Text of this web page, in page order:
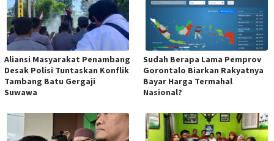
Aliansi Masyarakat Penambang
Desak Polisi Tuntaskan Konflik
Tambang Batu Gergaji
Suwawa
Sudah Berapa Lama Pemprov
Gorontalo Biarkan Rakyatnya
Bayar Harga Termahal
Nasional?